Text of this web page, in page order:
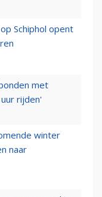
Schiphol opent
met
rijden'
winter
naar